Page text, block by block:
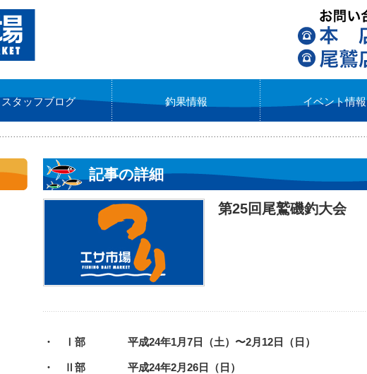
スタッフブログ 釣果情報 イベント情報
記事の詳細
第25回尾鷲磯釣大会
・ Ⅰ部 平成24年1月7日（土）〜2月12日（日）
・ Ⅱ部 平成24年2月26日（日）